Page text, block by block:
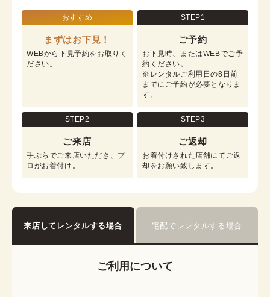
おすすめ
まずはお下見！
WEBから下見予約をお取りく
ださい。
STEP1
ご予約
お下見時、またはWEBでご予
約ください。
※レンタルご利用日の8日前
までにご予約が必要となりま
す。
STEP2
ご来店
手ぶらでご来店いただき、プ
ロがお着付け。
STEP3
ご返却
お着付けされた店舗にてご返
却をお願い致します。
来店してレンタルする場合 宅配でレンタルする場合
ご利用について